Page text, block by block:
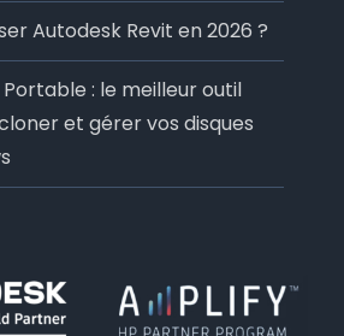
Autodesk Revit en 2026 ?
Portable : le meilleur outil
et gérer vos disques